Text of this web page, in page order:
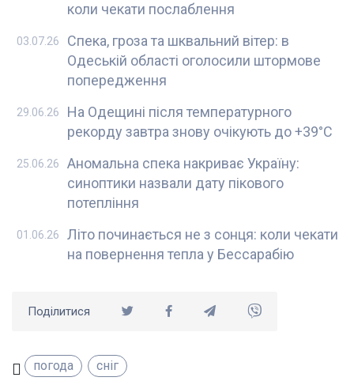
коли чекати послаблення
Спека, гроза та шквальний вітер: в
Одеській області оголосили штормове
попередження
03.07.26
На Одещині після температурного
рекорду завтра знову очікують до +39°C
29.06.26
Аномальна спека накриває Україну:
синоптики назвали дату пікового
потепління
25.06.26
Літо починається не з сонця: коли чекати
на повернення тепла у Бессарабію
01.06.26
Поділитися
погода сніг